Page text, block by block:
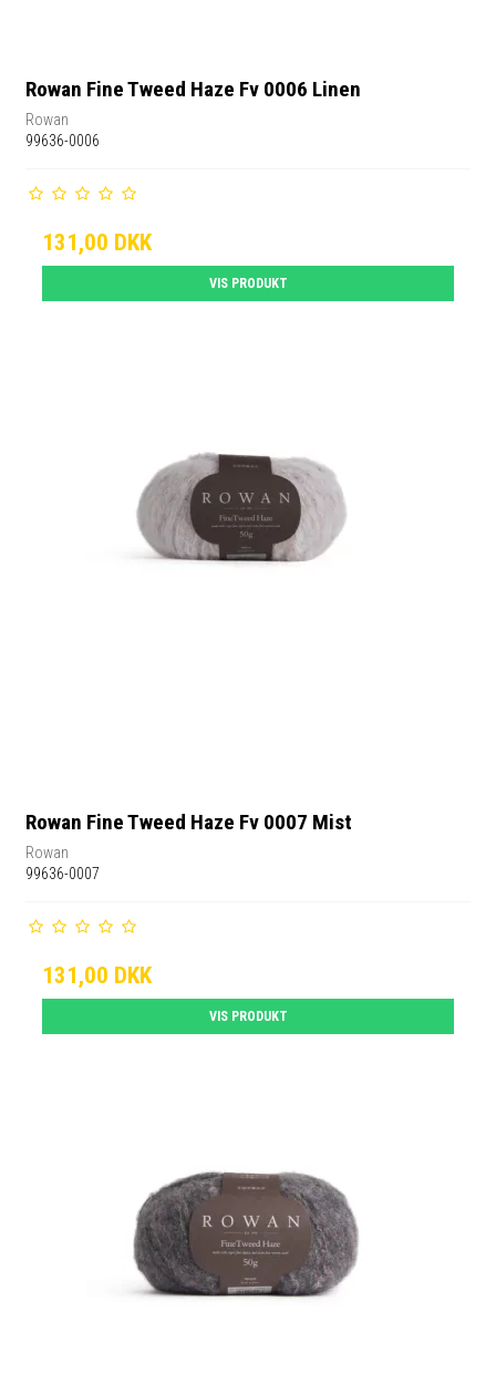
Rowan Fine Tweed Haze Fv 0006 Linen
Rowan
99636-0006
131,00 DKK
VIS PRODUKT
Rowan Fine Tweed Haze Fv 0007 Mist
Rowan
99636-0007
131,00 DKK
VIS PRODUKT